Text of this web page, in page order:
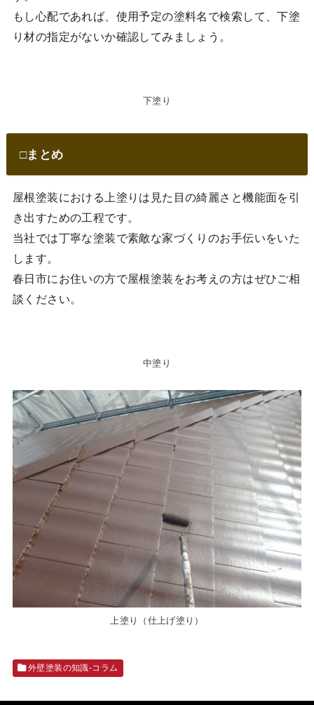
もし心配であれば、使用予定の塗料名で検索して、下塗
り材の指定がないか確認してみましょう。
下塗り
□まとめ
屋根塗装における上塗りは見た目の綺麗さと機能面を引
き出すための工程です。
当社では丁寧な塗装で素敵な家づくりのお手伝いをいた
します。
春日市にお住いの方で屋根塗装をお考えの方はぜひご相
談ください。
中塗り
上塗り（仕上げ塗り）
外壁塗装の知識‐コラム